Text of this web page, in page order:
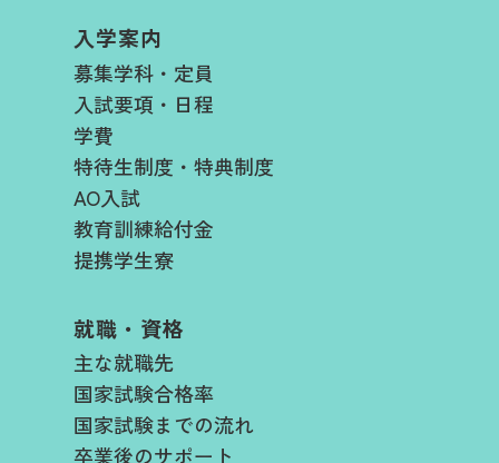
入学案内
募集学科・定員
入試要項・日程​
学費​
特待生制度・特典制度
AO入試
教育訓練給付金
提携学生寮
就職・資格
主な就職先
国家試験合格率
国家試験までの流れ
卒業後のサポート